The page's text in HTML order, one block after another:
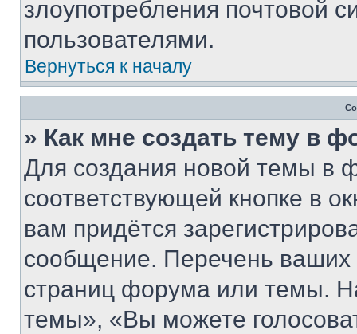
злоупотребления почтовой
пользователями.
Вернуться к началу
» Как мне создать тему в
Для создания новой темы в
соответствующей кнопке в
вам придётся
сообщение. Перечень ваших
страниц форума или темы.
темы», «Вы можете